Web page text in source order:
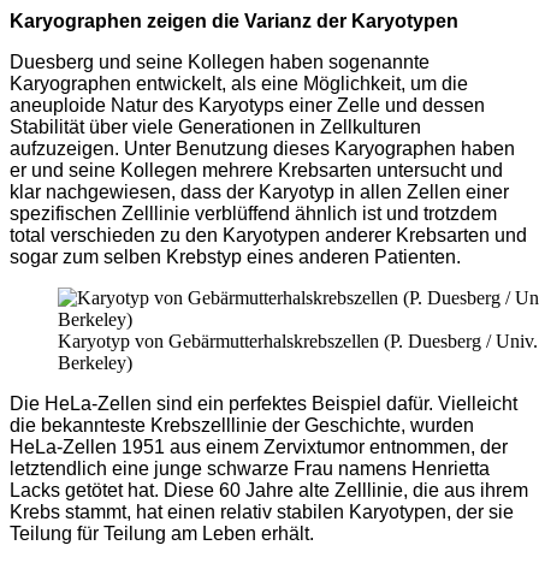
Karyographen zeigen die Varianz der Karyotypen
Duesberg und seine Kollegen haben sogenannte
Karyographen entwickelt, als eine Möglichkeit, um die
aneuploide Natur des Karyotyps einer Zelle und dessen
Stabilität über viele Generationen in Zellkulturen
aufzuzeigen. Unter Benutzung dieses Karyographen haben
er und seine Kollegen mehrere Krebsarten untersucht und
klar nachgewiesen, dass der Karyotyp in allen Zellen einer
spezifischen Zelllinie verblüffend ähnlich ist und trotzdem
total verschieden zu den Karyotypen anderer Krebsarten und
sogar zum selben Krebstyp eines anderen Patienten.
Karyotyp von Gebärmutterhalskrebszellen (P. Duesberg / Univ.
Berkeley)
Die HeLa-Zellen sind ein perfektes Beispiel dafür. Vielleicht
die bekannteste Krebszelllinie der Geschichte, wurden
HeLa-Zellen 1951 aus einem Zervixtumor entnommen, der
letztendlich eine junge schwarze Frau namens Henrietta
Lacks getötet hat. Diese 60 Jahre alte Zelllinie, die aus ihrem
Krebs stammt, hat einen relativ stabilen Karyotypen, der sie
Teilung für Teilung am Leben erhält.